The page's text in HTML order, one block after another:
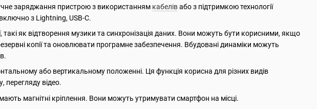
заряджання пристрою з використанням кабелівабо з підтримкою технології
з Lightning, USB-C.
такі як відтворення музики та синхронізація даних. Вони можуть бути корисними, якщо
копії та оновлювати програмне забезпечення. Вбудовані динаміки можуть
або вертикальному положенні. Ця функція корисна для різних видів
перегляду відео.
магнітні кріплення. Вони можуть утримувати смартфон на місці.